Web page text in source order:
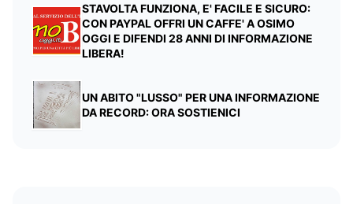
STAVOLTA FUNZIONA, E' FACILE E SICURO:
CON PAYPAL OFFRI UN CAFFE' A OSIMO
OGGI E DIFENDI 28 ANNI DI INFORMAZIONE
LIBERA!
UN ABITO "LUSSO" PER UNA INFORMAZIONE
DA RECORD: ORA SOSTIENICI